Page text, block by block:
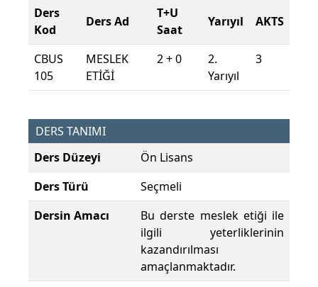
Ders
Kod
Ders Ad
T+U
Saat
Yarıyıl AKTS
CBUS
105
MESLEK
ETİĞİ
2 + 0
2.
Yarıyıl
3
DERS TANIMI
Ders Düzeyi
Ön Lisans
Ders Türü
Seçmeli
Dersin Amacı
Bu derste meslek etiği ile
ilgili yeterliklerinin
kazandırılması
amaçlanmaktadır.